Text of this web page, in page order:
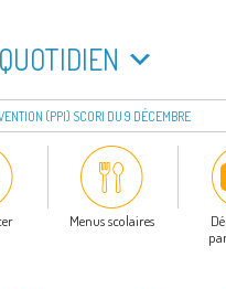
QUOTIDIEN
(PPI) SCORI DU 9 DÉCEMBRE
Menus scolaires